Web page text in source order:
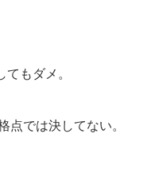
もダメ。
では決してない。